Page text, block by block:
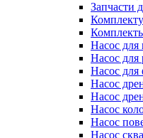
Запчасти
Насос
Насос для
Насос для
Насос
Насос
Насос
Насос
Насос